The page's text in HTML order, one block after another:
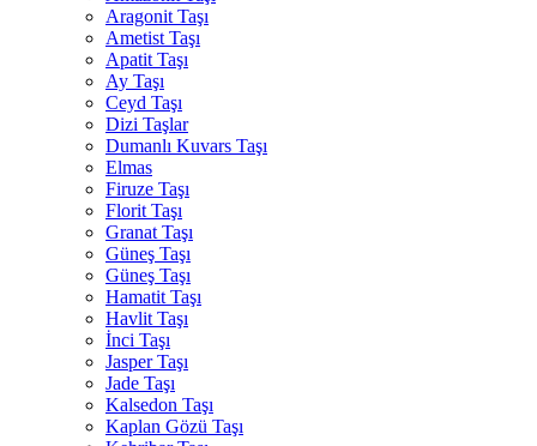
Aragonit Taşı
Ametist Taşı
Apatit Taşı
Ay Taşı
Ceyd Taşı
Dizi Taşlar
Dumanlı Kuvars Taşı
Elmas
Firuze Taşı
Florit Taşı
Granat Taşı
Güneş Taşı
Güneş Taşı
Hamatit Taşı
Havlit Taşı
İnci Taşı
Jasper Taşı
Jade Taşı
Kalsedon Taşı
Kaplan Gözü Taşı